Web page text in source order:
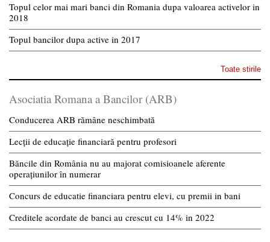
Topul celor mai mari banci din Romania dupa valoarea activelor in
2018
Topul bancilor dupa active in 2017
Toate stirile
Asociatia Romana a Bancilor (ARB)
Conducerea ARB rămâne neschimbată
Lecții de educație financiară pentru profesori
Băncile din România nu au majorat comisioanele aferente
operațiunilor în numerar
Concurs de educatie financiara pentru elevi, cu premii in bani
Creditele acordate de banci au crescut cu 14% in 2022